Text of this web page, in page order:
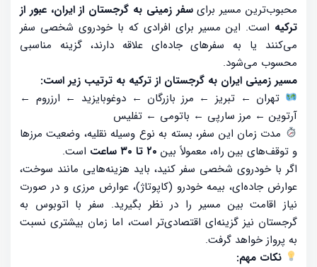
محبوب‌ترین مسیر برایسفر زمینی به گرجستان از ایران، عبور از
ترکیه است. این مسیر برای افرادی که با خودروی شخصی سفر
می‌کنند یا به سفرهای جاده‌ای علاقه دارند، گزینه مناسبی
محسوب می‌شود.
مسیر زمینی ایران به گرجستان از ترکیه به ترتیب زیر است:
تهران ← تبریز ← مرز بازرگان ← دوغوبایزید ← ارزروم ←
آرتوین ← مرز سارپی ← باتومی ← تفلیس
مدت زمان این سفر، بسته به نوع وسیله نقلیه، وضعیت مرزها
و توقف‌های بین راه، معمولاً بین ۲۰ تا ۳۰ ساعت
است.
اگر با خودروی شخصی سفر کنید، باید هزینه‌هایی مانند سوخت،
عوارض جاده‌ای، بیمه خودرو (کاپوتاژ)، عوارض مرزی و در صورت
نیاز اقامت بین مسیر را در نظر بگیرید. سفر با اتوبوس به
گرجستان نیز گزینه‌ای اقتصادی‌تر است، اما زمان بیشتری نسبت
به پرواز خواهد گرفت.
نکات مهم: